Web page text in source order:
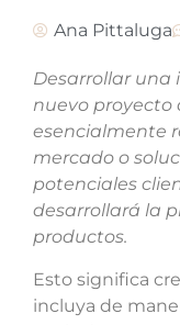
Ana Pittaluga
Desarrollar una
nuevo
esencialmente
mercado o
potenciales
desarrollará la
productos.
Esto significa
incluya de